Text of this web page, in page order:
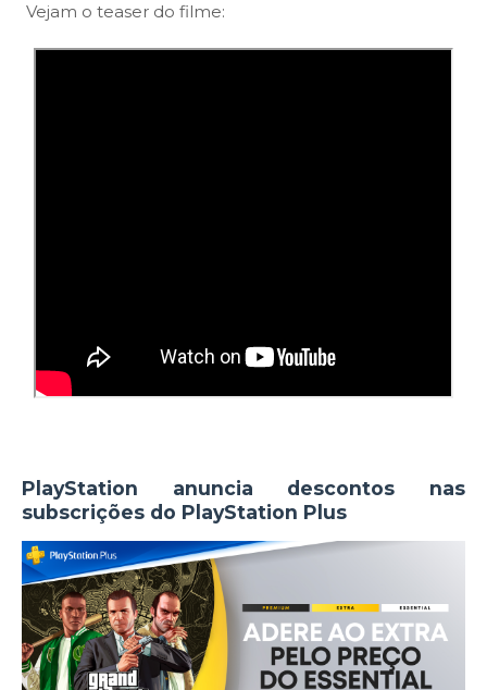
Vejam o teaser do filme:
PlayStation anuncia descontos nas
subscrições do PlayStation Plus